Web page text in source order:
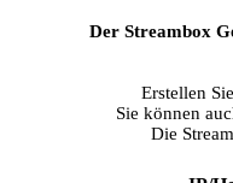
Der Streambox
Erstellen
Sie können
Die